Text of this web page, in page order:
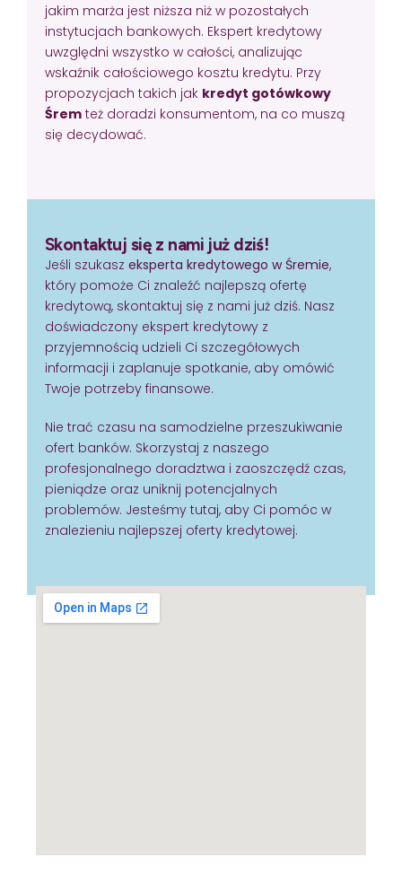
jakim marża jest niższa niż w pozostałych
instytucjach bankowych. Ekspert kredytowy
uwzględni wszystko w całości, analizując
wskaźnik całościowego kosztu kredytu. Przy
propozycjach takich jak kredyt gotówkowy
Śrem też doradzi konsumentom, na co muszą
się decydować.
Skontaktuj się z nami już dziś!
Jeśli szukasz eksperta kredytowego w Śremie,
który pomoże Ci znaleźć najlepszą ofertę
kredytową, skontaktuj się z nami już dziś. Nasz
doświadczony ekspert kredytowy z
przyjemnością udzieli Ci szczegółowych
informacji i zaplanuje spotkanie, aby omówić
Twoje potrzeby finansowe.
Nie trać czasu na samodzielne przeszukiwanie
ofert banków. Skorzystaj z naszego
profesjonalnego doradztwa i zaoszczędź czas,
pieniądze oraz uniknij potencjalnych
problemów. Jesteśmy tutaj, aby Ci pomóc w
znalezieniu najlepszej oferty kredytowej.